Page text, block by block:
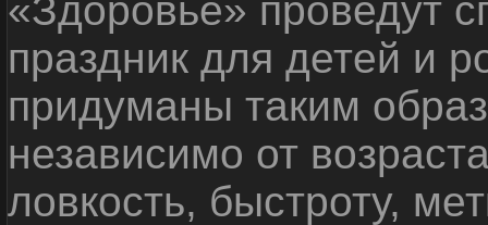
«Здоровье» проведут
праздник для детей и
придуманы таким
независимо от
ловкость, быстроту,